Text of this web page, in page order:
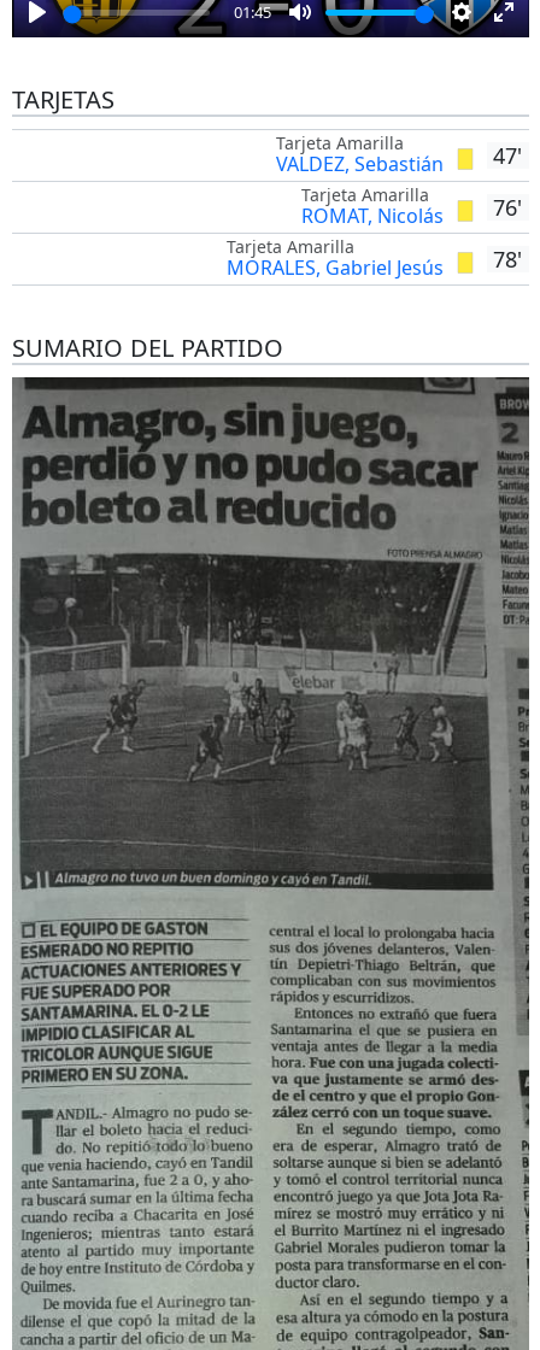
Play
01:45
Mute Settings
TARJETAS
47'
Tarjeta Amarilla
VALDEZ, Sebastián
76'
Tarjeta Amarilla
ROMAT, Nicolás
78'
Tarjeta Amarilla
MORALES, Gabriel Jesús
SUMARIO DEL PARTIDO